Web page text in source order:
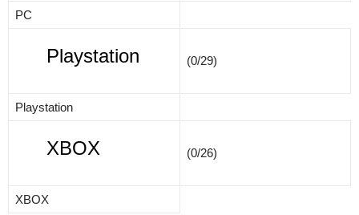
PC
Playstation (0/29)
Playstation
XBOX (0/26)
XBOX